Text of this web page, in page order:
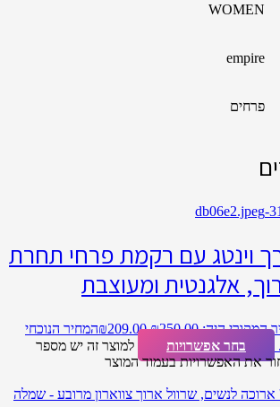
WOMEN
empire
פרחים
וינטג עם רקמת פרחי תחרת
אלגנטית ומעוצבת
היה: ₪250.00. ₪209.00
המחיר הנוכחי
בחר אפשרויות
למוצר זה יש מספר
את האפשרויות בעמוד המוצר